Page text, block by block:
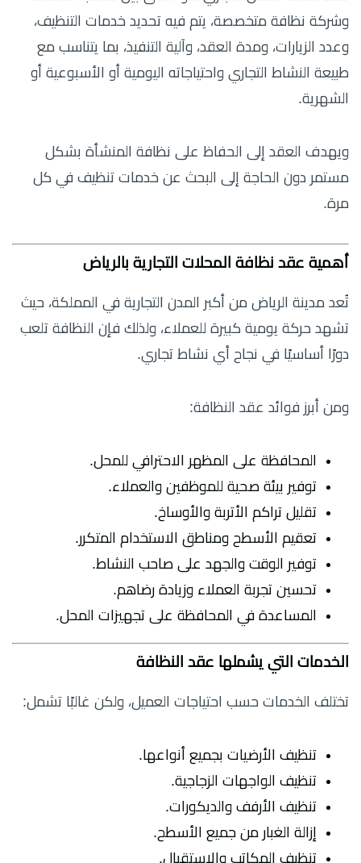
وشركة نظافة متخصصة، يتم فيه تحديد خدمات التنظيف،
وعدد الزيارات، ومدة العقد، وآلية التنفيذ، بما يتناسب مع
طبيعة النشاط التجاري واحتياجاته اليومية أو الأسبوعية أو
الشهرية.
ويهدف العقد إلى الحفاظ على نظافة المنشأة بشكل
مستمر دون الحاجة إلى البحث عن خدمات تنظيف في كل
مرة.
أهمية عقد نظافة المحلات التجارية بالرياض
تُعد مدينة الرياض من أكبر المدن التجارية في المملكة، حيث
تشهد حركة يومية كبيرة للعملاء، ولذلك فإن النظافة تلعب
دورًا أساسيًا في نجاح أي نشاط تجاري.
ومن أبرز فوائد عقد النظافة:
المحافظة على المظهر الاحترافي للمحل.
توفير بيئة صحية للموظفين والعملاء.
تقليل تراكم الأتربة والأوساخ.
تعقيم الأسطح ومناطق الاستخدام المتكرر.
توفير الوقت والجهد على صاحب النشاط.
تحسين تجربة العملاء وزيادة رضاهم.
المساعدة في المحافظة على تجهيزات المحل.
الخدمات التي يشملها عقد النظافة
تختلف الخدمات حسب احتياجات العميل، ولكن غالبًا تشمل:
تنظيف الأرضيات بجميع أنواعها.
تنظيف الواجهات الزجاجية.
تنظيف الأرفف والديكورات.
إزالة الغبار من جميع الأسطح.
تنظيف المكاتب والاستقبال.